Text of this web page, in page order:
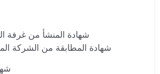
شهادة المنشأ من غرفة
شهادة المطابقة من الشركة
12